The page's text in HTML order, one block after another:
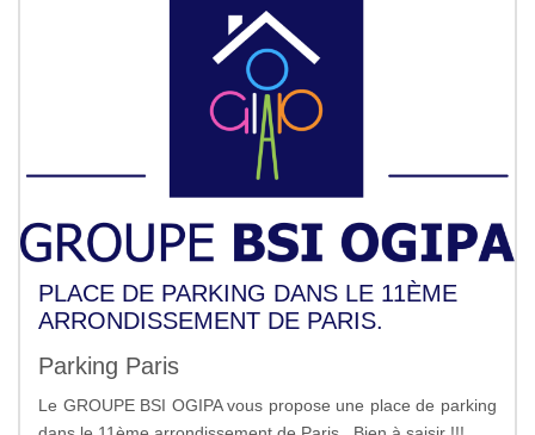
PLACE DE PARKING DANS LE 11ÈME
ARRONDISSEMENT DE PARIS.
Parking Paris
Le GROUPE BSI OGIPA vous propose une place de parking